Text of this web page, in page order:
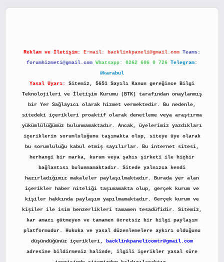
Reklam ve İletişim: E-mail: backlinkpaneli@gmail.com Teams:
forumhizmeti@gmail.com Whatsapp: 0262 606 0 726 Telegram:
@karabul
Yasal Uyarı:
Sitemiz, 5651 Sayılı Kanun gereğince Bilgi
Teknolojileri ve İletişim Kurumu (BTK) tarafından onaylanmış
bir Yer Sağlayıcı olarak hizmet vermektedir. Bu nedenle,
sitedeki içerikleri proaktif olarak denetleme veya araştırma
yükümlülüğümüz bulunmamaktadır. Ancak, üyelerimiz yazdıkları
içeriklerin sorumluluğunu taşımakta olup, siteye üye olarak
bu sorumluluğu kabul etmiş sayılırlar. Bu internet sitesi,
herhangi bir marka, kurum veya şahıs şirketi ile hiçbir
bağlantısı bulunmamaktadır. Sitede yalnızca kendi
hazırladığımız makaleler paylaşılmaktadır. Burada yer alan
içerikler haber niteliği taşımamakta olup, gerçek kurum ve
kişiler hakkında paylaşım yapılmamaktadır. Gerçek kurum ve
kişiler ile isim benzerlikleri tamamen tesadüfidir. Sitemiz,
kar amacı gütmeyen ve tamamen ücretsiz bir bilgi paylaşım
platformudur. Hukuka ve yasal düzenlemelere aykırı olduğunu
düşündüğünüz içerikleri,
backlinkpanelicomtr@gmail.com
adresine bildirmeniz halinde, ilgili içerikler yasal süre